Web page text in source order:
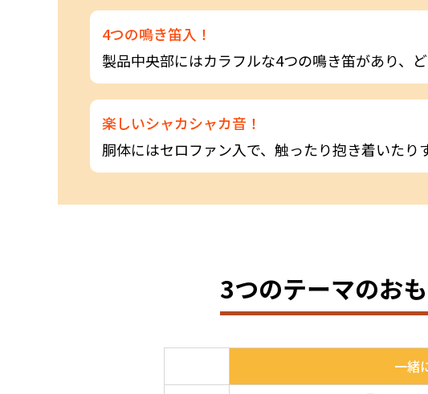
4つの鳴き笛入！
製品中央部にはカラフルな4つの鳴き笛があり、
楽しいシャカシャカ音！
胴体にはセロファン入で、触ったり抱き着いたり
3つのテーマのおも
一緒